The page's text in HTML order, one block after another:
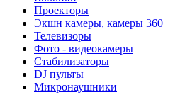
Проекторы
Экшн камеры, камеры 360
Телевизоры
Фото - видеокамеры
Стабилизаторы
DJ пульты
Микронаушники